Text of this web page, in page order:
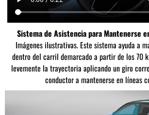
Sistema de Asistencia para Mantenerse
Imágenes ilustrativas. Este sistema ayuda a
dentro del carril demarcado a partir de los 70
levemente la trayectoria aplicando un giro
conductor a mantenerse en líneas